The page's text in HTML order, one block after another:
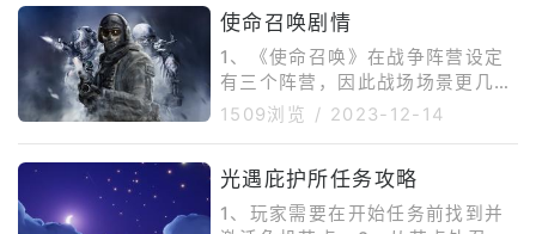
者（UrbanTracker），希拉（Sc
ylla），Vanguard，Park，Deat
hAngelAlice，Zero，Mara，Ba
ttery，Roze，VivianHarris，E
mmaVictorova，MantaRay，S
使命召唤剧情
1、《使命召唤》在战争阵营设定
有三个阵营，因此战场场景更几乎
横跨欧洲，囊括的类型从村庄平
方式上，游戏中更安插了许多故事
桥段，让玩家有机会可以进行汽车
1509浏览 / 2023-12-14
光遇庇护所任务攻略
1、玩家需要在开始任务前找到并